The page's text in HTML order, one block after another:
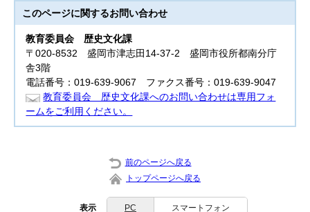
このページに関するお問い合わせ
教育委員会 歴史文化課
〒020-8532 盛岡市津志田14-37-2 盛岡市役所都南分庁
舎3階
電話番号：019-639-9067 ファクス番号：019-639-9047
教育委員会 歴史文化課へのお問い合わせは専用フォ
ームをご利用ください。
前のページへ戻る
トップページへ戻る
表示 PC スマートフォン